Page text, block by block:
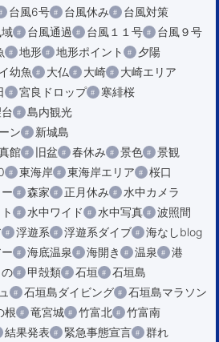
台風6号 台風休み
台風対策
台風通過 台風１１号
台風９号
地形 地形ポイント
夕陽
幼魚
大仏 大崎
大崎エリア
宮良ドロップ
寒緋桜
島内観光
ン
新城島
館
旧盆 春休み 景色
景観
東海岸 東海岸エリア
桜口
森家 正月休み
水中カメラ
水中ワイド 水中写真
波照間
浮遊系 浮遊系ダイブ
海なしblog
海底温泉 海開き 温泉
港
甲殻類 石垣
石垣島
石垣島ダイビング
石垣島マラソン
根 竜宮城 竹富北
竹富南
結果発表 緊急事態宣言
群れ